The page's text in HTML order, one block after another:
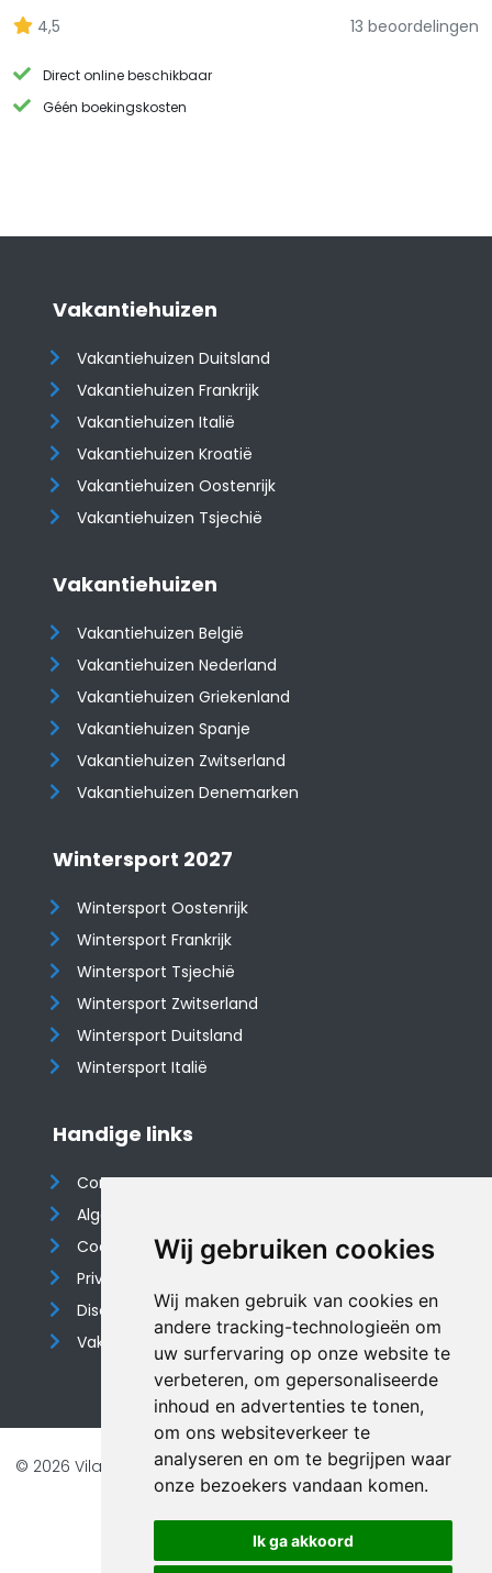
Wij gebruiken cookies
Wij maken gebruik van cookies en
andere tracking-technologieën om
uw surfervaring op onze website te
verbeteren, om gepersonaliseerde
inhoud en advertenties te tonen,
om ons websiteverkeer te
analyseren en om te begrijpen waar
onze bezoekers vandaan komen.
Ik ga akkoord
4,5 13 beoordelingen
Direct online beschikbaar
Géén boekingskosten
Vakantiehuizen
Vakantiehuizen Duitsland
Vakantiehuizen Frankrijk
Vakantiehuizen Italië
Vakantiehuizen Kroatië
​​​​​​​Vakantiehuizen Oostenrijk
Vakantiehuizen Tsjechië
Vakantiehuizen
Vakantiehuizen België
Vakantiehuizen Nederland
Vakantiehuizen Griekenland
Vakantiehuizen Spanje
​​​​​​​Vakantiehuizen Zwitserland
Vakantiehuizen Denemarken
Wintersport 2027
Wintersport Oostenrijk
Wintersport Frankrijk
Wintersport Tsjechië
Wintersport Zwitserland
Wintersport Duitsland
Wintersport Italië
Handige links
Contact
Algemene voorwaarden
Cookieverklaring
Privacyverklaring
Disclaimer
Vakantiehuis website
© 2026 Vilando Vakantiehuizen |Website door FalcoTravel
Veilig online betalen met